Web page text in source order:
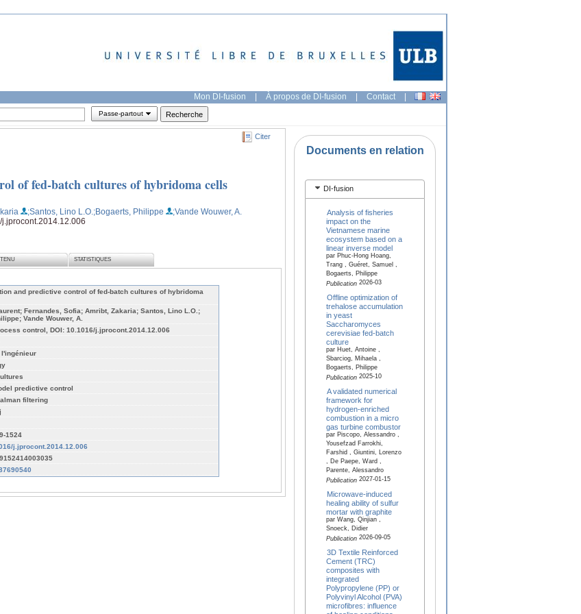
Mon DI-fusion | À propos de DI-fusion | Contact |
Passe-partout
Citer
of fed-batch cultures of hybridoma cells
;Santos, Lino L.O. ;Bogaerts, Philippe
;Vande Wouwer, A.
STATISTIQUES
and predictive control of fed-batch cultures of hybridoma
Fernandes, Sofia; Amribt, Zakaria; Santos, Lino L.O.;
Vande Wouwer, A.
control, DOI: 10.1016/j.jprocont.2014.12.006
predictive control
filtering
1524
j.jprocont.2014.12.006
Documents en relation
DI-fusion
Analysis of fisheries
impact on the
Vietnamese marine
ecosystem based on a
linear inverse model
par Phuc-Hong Hoang,
Trang , Guéret, Samuel ,
Bogaerts, Philippe
Publication2026-03
Offline optimization of
trehalose accumulation
in yeast
Saccharomyces
cerevisiae fed-batch
culture
par Huet, Antoine ,
Sbarciog, Mihaela ,
Bogaerts, Philippe
Publication2025-10
A validated numerical
framework for
hydrogen-enriched
combustion in a micro
gas turbine combustor
par Piscopo, Alessandro ,
Yousefzad Farrokhi,
Farshid , Giuntini, Lorenzo
, De Paepe, Ward ,
Parente, Alessandro
Publication2027-01-15
Microwave-induced
healing ability of sulfur
mortar with graphite
par Wang, Qinjian ,
Snoeck, Didier
Publication2026-09-05
3D Textile Reinforced
Cement (TRC)
composites with
integrated
Polypropylene (PP) or
Polyvinyl Alcohol (PVA)
microfibres: influence